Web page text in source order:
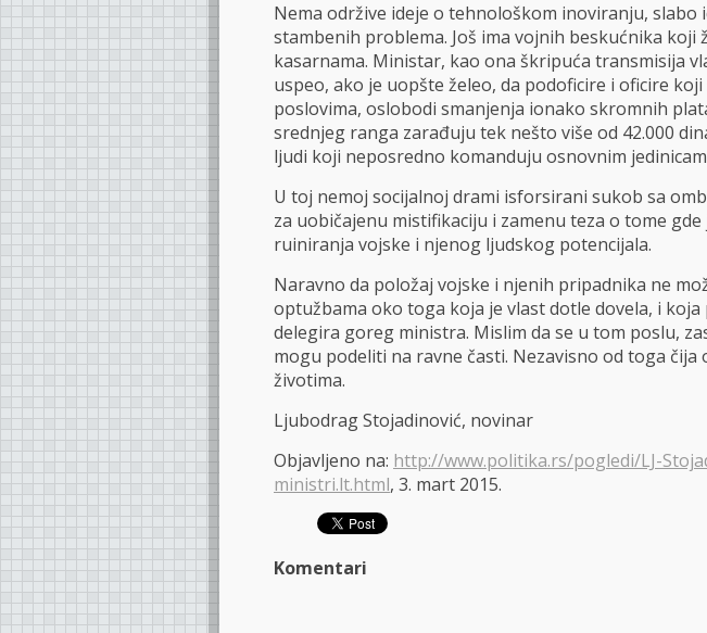
Nema održive ideje o tehnološkom inoviranju, slabo
stambenih problema. Još ima vojnih beskućnika koji
kasarnama. Ministar, kao ona škripuća transmisija
uspeo, ako je uopšte želeo, da podoficire i oficire
poslovima, oslobodi smanjenja ionako skromnih
srednjeg ranga zarađuju tek nešto više od 42.000
ljudi koji neposredno komanduju osnovnim
U toj nemoj socijalnoj drami isforsirani sukob sa
za uobičajenu mistifikaciju i zamenu teza o tome
ruiniranja vojske i njenog ljudskog potencijala.
Naravno da položaj vojske i njenih pripadnika ne
optužbama oko toga koja je vlast dotle dovela, i koja
delegira goreg ministra. Mislim da se u tom poslu,
mogu podeliti na ravne časti. Nezavisno od toga čija
životima.
Ljubodrag Stojadinović, novinar
Objavljeno na: http://www.politika.rs/pogledi/LJ-
ministri.lt.html, 3. mart 2015.
Komentari